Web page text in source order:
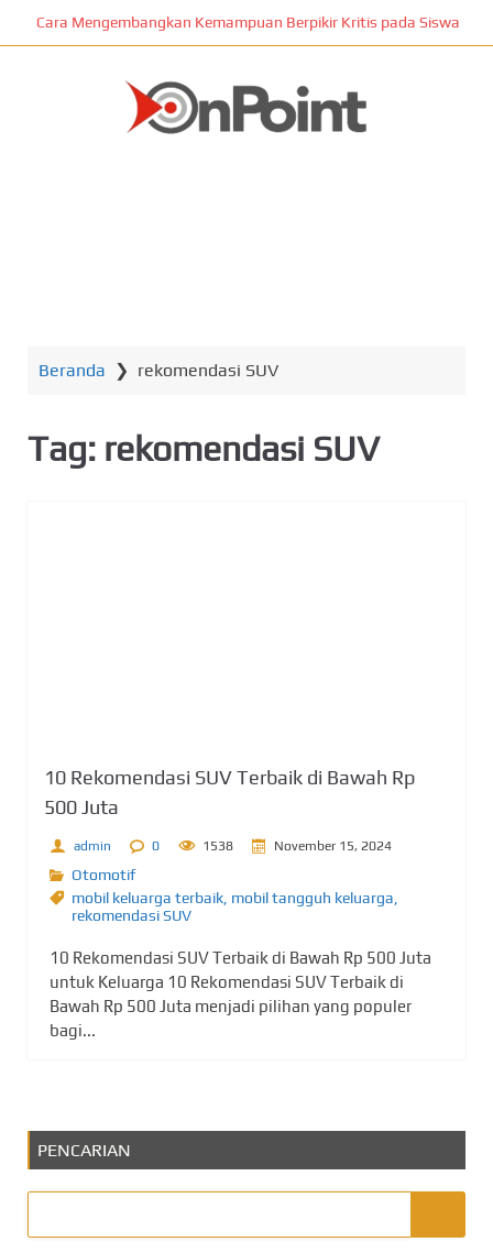
Cara Mengembangkan Kemampuan Berpikir Kritis pada Siswa
Beranda ❯ rekomendasi SUV
Tag: rekomendasi SUV
10 Rekomendasi SUV Terbaik di Bawah Rp
500 Juta
admin 0 1538 November 15, 2024
Otomotif
mobil keluarga terbaik, mobil tangguh keluarga,
rekomendasi SUV
10 Rekomendasi SUV Terbaik di Bawah Rp 500 Juta
untuk Keluarga 10 Rekomendasi SUV Terbaik di
Bawah Rp 500 Juta menjadi pilihan yang populer
bagi...
PENCARIAN